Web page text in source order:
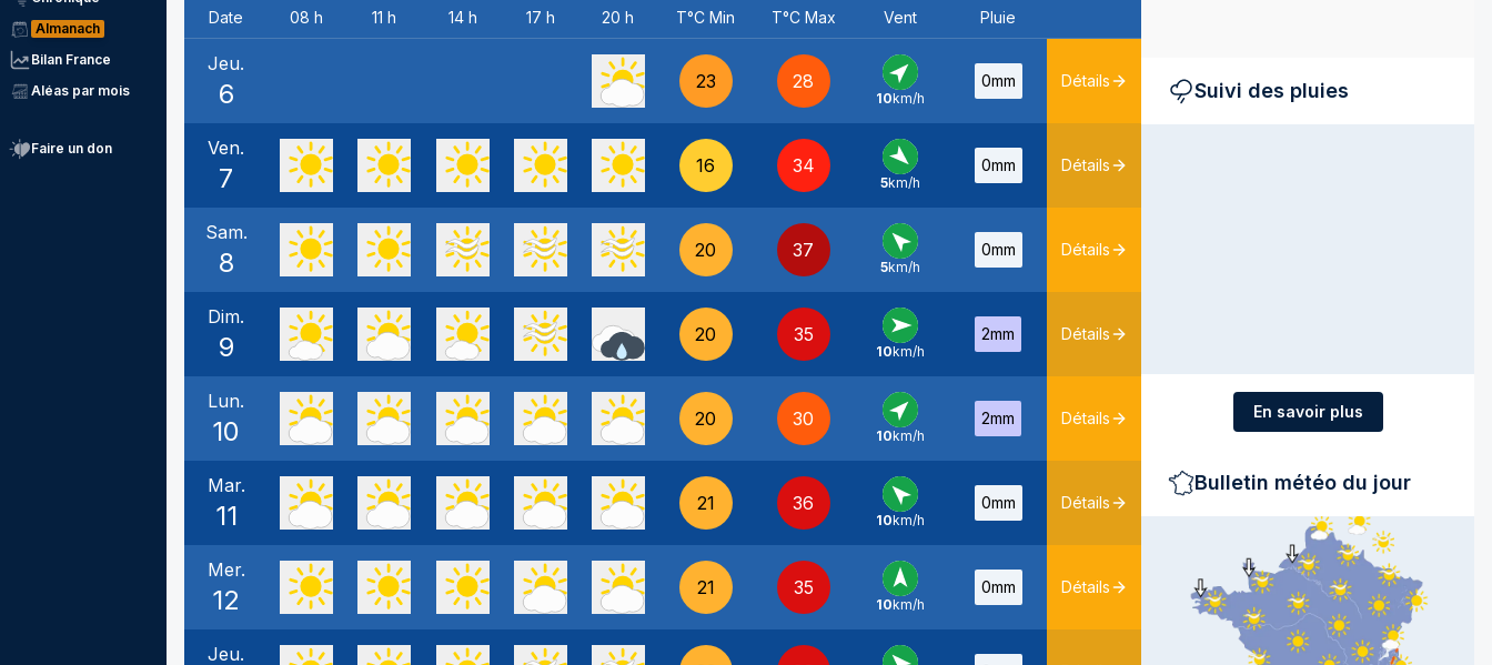
Almanach
Bilan France
Aléas par mois
Faire un don
Date 08 h 11 h 14 h 17 h 20 h T°C Min T°C Max Vent Pluie
Jeu.
6 23 28
SO -
10km/h
0mm Détails
Ven.
7 16 34
NO
5km/h
0mm Détails
Sam.
8 20 37
SE -
5km/h
0mm Détails
Dim.
9 20 35
O -
10km/h
2mm Détails
Lun.
10 20 30
SO -
10km/h
2mm Détails
Mar.
11 21 36
SE -
10km/h
0mm Détails
Mer.
12 21 35
S -
10km/h
0mm Détails
Jeu.
Suivi des pluies
En savoir plus
Bulletin météo du jour